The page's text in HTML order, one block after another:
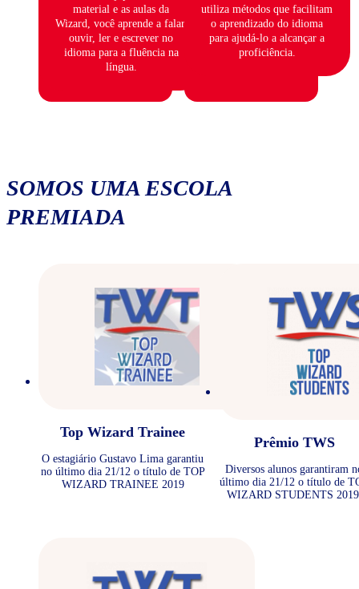
material e as aulas da
Wizard, você aprende a falar,
ouvir, ler e escrever no
idioma para a fluência na
língua.
utiliza métodos que facilitam
o aprendizado do idioma
para ajudá-lo a alcançar a
proficiência.
SOMOS UMA ESCOLA
PREMIADA
Top Wizard Trainee
O estagiário Gustavo Lima garantiu
no último dia 21/12 o título de TOP
WIZARD TRAINEE 2019
Prêmio TWS
Diversos alunos garantiram
último dia 21/12 o título de
WIZARD STUDENTS